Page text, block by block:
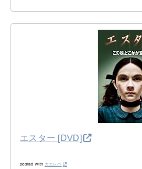
エスター [DVD]
posted with カエレバ